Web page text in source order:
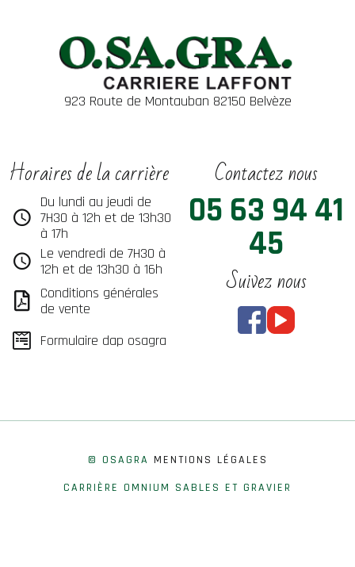
923 Route de Montauban 82150 Belvèze
Horaires de la carrière
Du lundi au jeudi de
7H30 à 12h et de 13h30
à 17h
Le vendredi de 7H30 à
12h et de 13h30 à 16h
Conditions générales
de vente
Formulaire dap osagra
Contactez nous
05 63 94 41
45
Suivez nous
© OSAGRA MENTIONS LÉGALES
CARRIÈRE OMNIUM SABLES ET GRAVIER